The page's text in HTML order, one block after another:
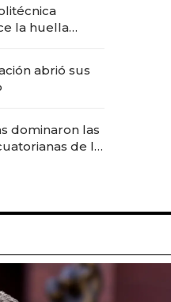
la huella
abrió sus
dominaron las
de la